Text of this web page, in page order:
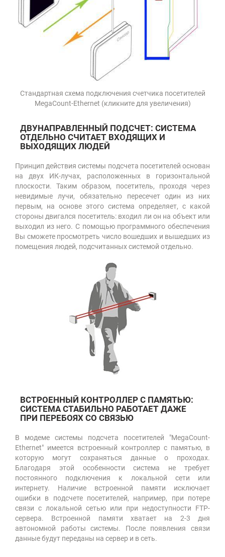
Стандартная схема подключения счетчика посетителей
MegaCount-Ethernet (кликните для увеличения)
ДВУНАПРАВЛЕННЫЙ ПОДСЧЕТ: СИСТЕМА
ОТДЕЛЬНО СЧИТАЕТ ВХОДЯЩИХ И
ВЫХОДЯЩИХ ЛЮДЕЙ
Принцип действия системы подсчета посетителей основан
на двух ИК-лучах, расположенных в горизонтальной
плоскости. Таким образом, посетитель, проходя через
невидимые лучи, обязательно пересечет один из них
первым, на основе этого система определяет, с какой
стороны двигался посетитель: входил ли он на объект или
выходил из него. С помощью программного обеспечения
Вы сможете просмотреть число вошедших и вышедших из
помещения людей, подсчитанных системой отдельно.
ВСТРОЕННЫЙ КОНТРОЛЛЕР С ПАМЯТЬЮ:
СИСТЕМА СТАБИЛЬНО РАБОТАЕТ ДАЖЕ
ПРИ ПЕРЕБОЯХ СО СВЯЗЬЮ
В модеме системы подсчета посетителей "MegaCount-
Ethernet" имеется встроенный контроллер с памятью, в
которую могут сохраняться данные о проходах.
Благодаря этой особенности система не требует
постоянного подключения к локальной сети или
интернету. Наличие встроенной памяти исключает
ошибки в подсчете посетителей, например, при потере
связи с локальной сетью или при недоступности FTP-
сервера. Встроенной памяти хватает на 2-3 дня
автономной работы системы. После появления связи
данные будут переданы на сервер и в сеть.